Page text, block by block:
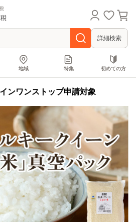
詳細検索
地域 特集 初めての方
ンワンストップ申請対象